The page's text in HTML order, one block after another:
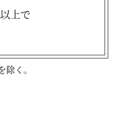
上で
く。